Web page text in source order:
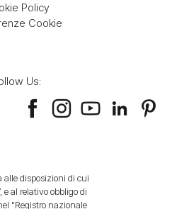
Policy
Cookie
Us:
alle disposizioni di cui
e al relativo obbligo di
"Registro nazionale